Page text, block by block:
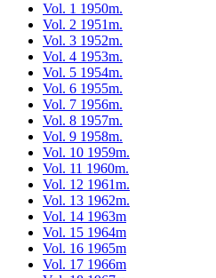
Vol. 1 1950m.
Vol. 2 1951m.
Vol. 3 1952m.
Vol. 4 1953m.
Vol. 5 1954m.
Vol. 6 1955m.
Vol. 7 1956m.
Vol. 8 1957m.
Vol. 9 1958m.
Vol. 10 1959m.
Vol. 11 1960m.
Vol. 12 1961m.
Vol. 13 1962m.
Vol. 14 1963m
Vol. 15 1964m
Vol. 16 1965m
Vol. 17 1966m